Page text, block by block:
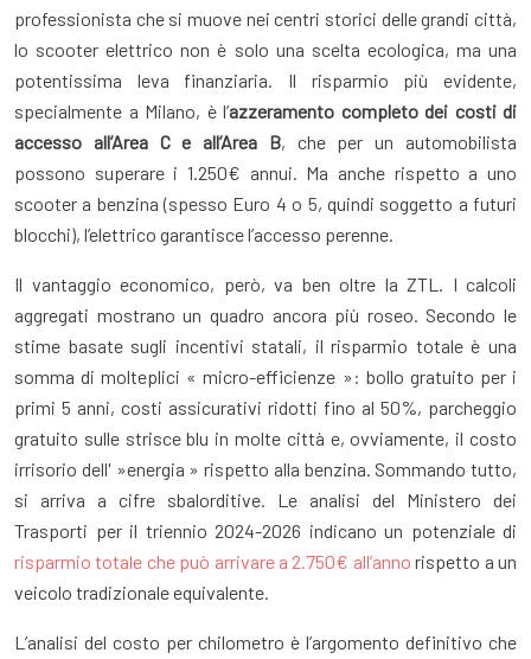
professionista che si muove nei centri storici delle grandi città,
lo scooter elettrico non è solo una scelta ecologica, ma una
potentissima leva finanziaria. Il risparmio più evidente,
specialmente a Milano, è l’azzeramento completo dei costi di
accesso all’Area C e all’Area B, che per un automobilista
possono superare i 1.250€ annui. Ma anche rispetto a uno
scooter a benzina (spesso Euro 4 o 5, quindi soggetto a futuri
blocchi), l’elettrico garantisce l’accesso perenne.
Il vantaggio economico, però, va ben oltre la ZTL. I calcoli
aggregati mostrano un quadro ancora più roseo. Secondo le
stime basate sugli incentivi statali, il risparmio totale è una
somma di molteplici « micro-efficienze »: bollo gratuito per i
primi 5 anni, costi assicurativi ridotti fino al 50%, parcheggio
gratuito sulle strisce blu in molte città e, ovviamente, il costo
irrisorio dell' »energia » rispetto alla benzina. Sommando tutto,
si arriva a cifre sbalorditive. Le analisi del Ministero dei
Trasporti per il triennio 2024-2026 indicano un potenziale di
risparmio totale che può arrivare a 2.750€ all’anno rispetto a un
veicolo tradizionale equivalente.
L’analisi del costo per chilometro è l’argomento definitivo che